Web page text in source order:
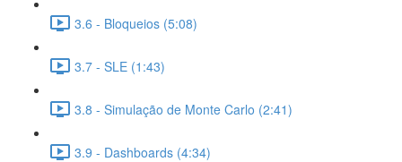
3.6 - Bloqueios (5:08)
3.7 - SLE (1:43)
3.8 - Simulação de Monte Carlo (2:41)
3.9 - Dashboards (4:34)